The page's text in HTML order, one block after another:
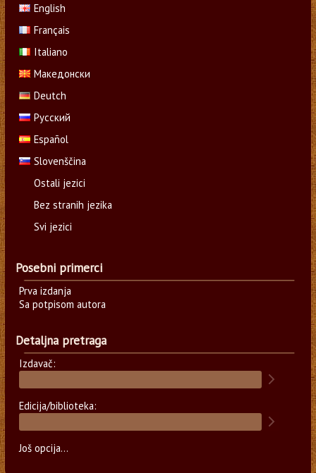
English
Français
Italiano
Македонски
Deutch
Русский
Español
Slovenščina
Ostali jezici
Bez stranih jezika
Svi jezici
Posebni primerci
Prva izdanja
Sa potpisom autora
Detaljna pretraga
Izdavač:
Edicija/biblioteka:
Još opcija...